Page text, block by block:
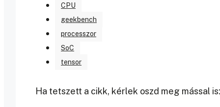
CPU
geekbench
processzor
SoC
tensor
Ha tetszett a cikk, kérlek oszd meg mással is: